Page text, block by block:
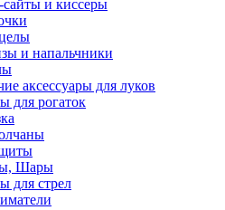
и киссеры
и напальчники
аксессуары для луков
для рогаток
Шары
для стрел